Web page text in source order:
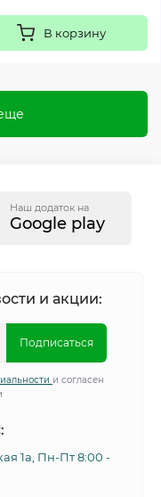
В корзину
Наш додаток на
Google play
и акции:
Подписаться
и согласен
1а, Пн-Пт 8:00 -